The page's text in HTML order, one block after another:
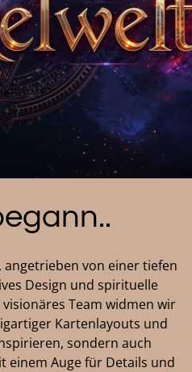
angetrieben von einer tiefen
Design und spirituelle
Team widmen wir
Kartenlayouts und
sondern auch
einem Auge für Details und